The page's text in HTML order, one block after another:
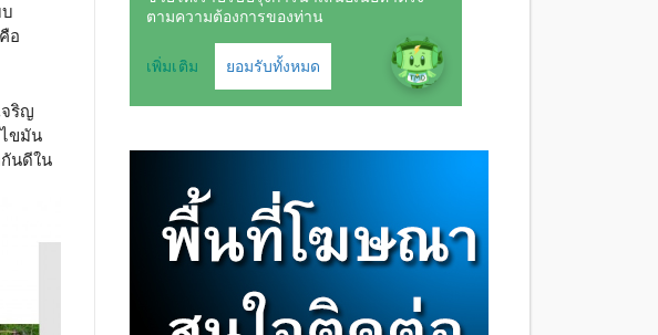
อ
ริญ
ขมัน
นดีใน